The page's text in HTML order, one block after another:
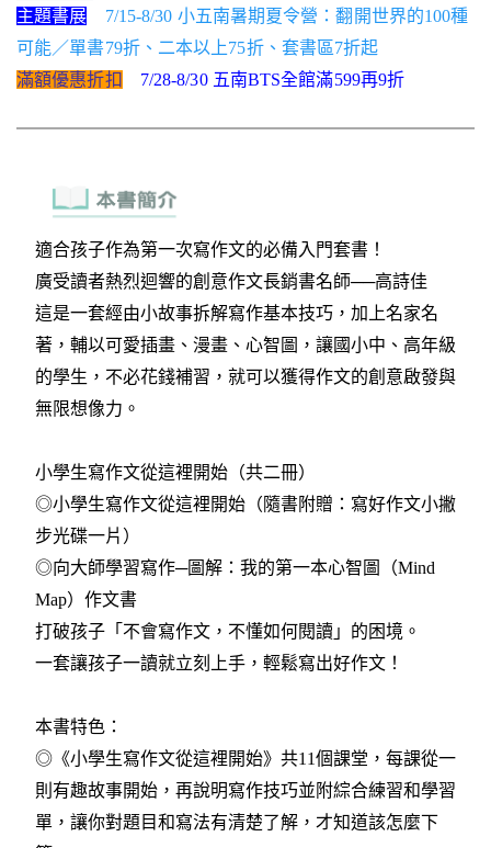
主題書展
7/15-8/30 小五南暑期夏令營：翻開世界的100種
可能／單書79折、二本以上75折、套書區7折起
滿額優惠折扣
7/28-8/30 五南BTS全館滿599再9折